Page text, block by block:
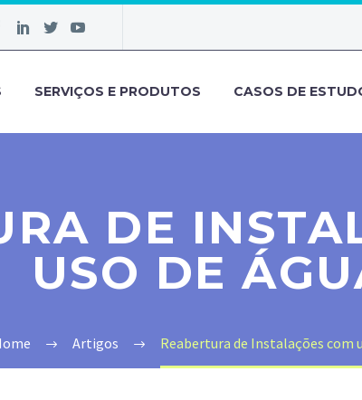
SERVIÇOS E PRODUTOS CASOS DE
DE
USO DE
Artigos Reabertura de Instalações com